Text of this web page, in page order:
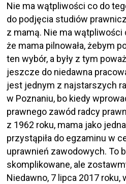
Nie ma wątpliwości co do
do podjęcia studiów
z mamą. Nie ma wątpliwości
że mama pilnowała, żebym
ten wybór, a były z tym
jeszcze do niedawna
jest jednym z najstarszych
w Poznaniu, bo kiedy
prawnego zawód radcy
z 1962 roku, mama jako
przystąpiła do egzaminu w
uprawnień zawodowych. To
skomplikowane, ale
Niedawno, 7 lipca 2017 roku,